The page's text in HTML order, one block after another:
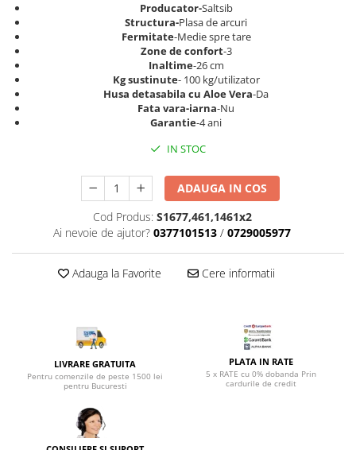
Saltele 160x200
Saltele 180x200
Top saltele
Top saltele 5 cm
Top saltele 10 cm
Top saltele memory 5 cm
Top saltele MemoHR 6.5 cm
Saltele cu plasa de arcuri
Saltele cu spuma
Dulap birou
Birouri
Scaune pentru birou
Scaune pentru vizitatori
Scaune manager
Seturi mese si scaune bucatarie
Suporturi si rafturi pantofi
Seturi mobilier hol
Stender haine
Suport pentru umerase
Mobilier gradinita
Producator-Saltsib
Structura-Plasa de arcuri
Fermitate-Medie spre tare
Zone de confort-3
Inaltime-26 cm
Kg sustinute- 100 kg/utilizator
Husa detasabila cu Aloe Vera-Da
Fata vara-iarna-Nu
Garantie-4 ani
IN STOC
ADAUGA IN COS
Cod Produs: S1677,461,1461x2
Ai nevoie de ajutor? 0377101513 / 0729005977
Adauga la Favorite Cere informatii
LIVRARE GRATUITA
Pentru comenzile de peste 1500 lei
pentru Bucuresti
PLATA IN RATE
5 x RATE cu 0% dobanda Prin
cardurile de credit